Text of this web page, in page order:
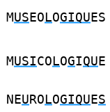
MUS EO LOGIQU ES
MUSICO LOGIQU E
NEU RO LOGIQU ES